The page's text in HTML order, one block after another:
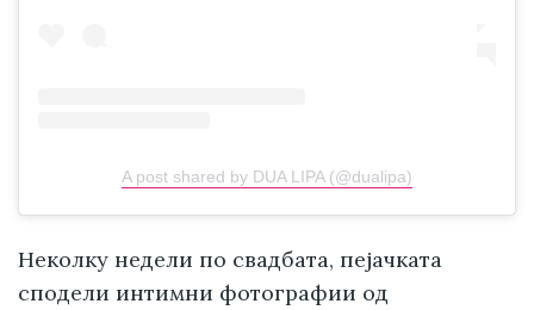
A post shared by DUA LIPA (@dualipa)
Неколку недели по свадбата, пејачката
сподели интимни фотографии од